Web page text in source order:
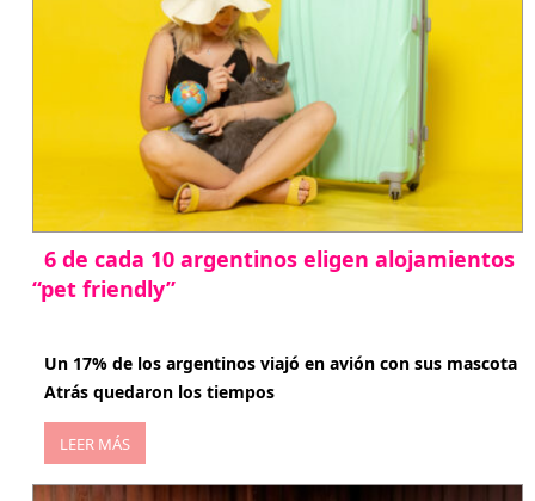
6 de cada 10 argentinos eligen alojamientos
“pet friendly”
Un 17% de los argentinos viajó en avión con sus mascota
Atrás quedaron los tiempos
LEER MÁS